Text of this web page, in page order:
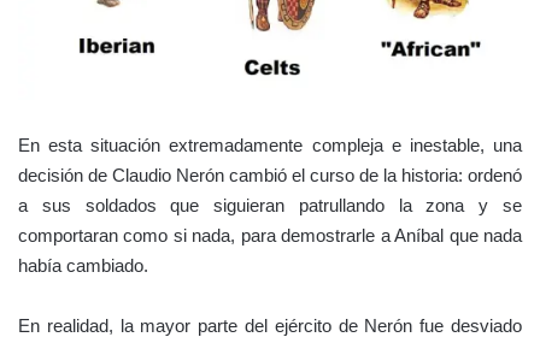
En esta situación extremadamente compleja e inestable, una
decisión de Claudio Nerón cambió el curso de la historia: ordenó
a sus soldados que siguieran patrullando la zona y se
comportaran como si nada, para demostrarle a Aníbal que nada
había cambiado.
En realidad, la mayor parte del ejército de Nerón fue desviado